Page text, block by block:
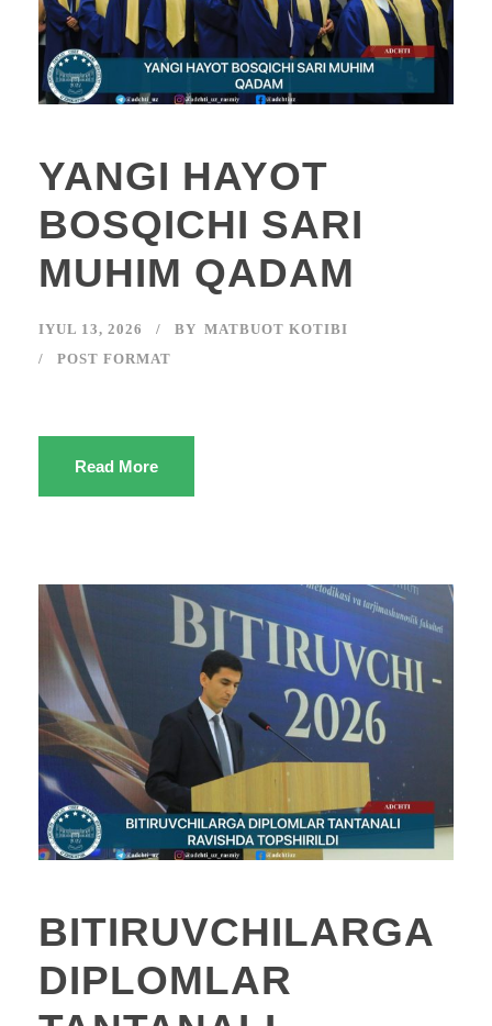
YANGI HAYOT
BOSQICHI SARI
MUHIM QADAM
IYUL 13, 2026 BY MATBUOT KOTIBI
POST FORMAT
Read More
BITIRUVCHILARGA
DIPLOMLAR